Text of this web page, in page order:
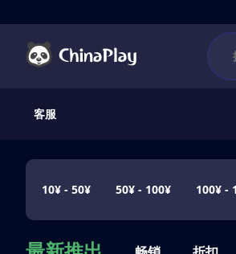
客服
10¥ - 50¥ 50¥ - 100¥ 100¥ -